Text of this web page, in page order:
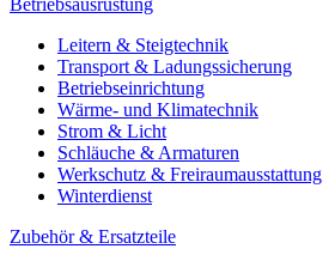
Betriebsausrüstung
Leitern & Steigtechnik
Transport & Ladungssicherung
Betriebseinrichtung
Wärme- und Klimatechnik
Strom & Licht
Schläuche & Armaturen
Werkschutz & Freiraumausstattung
Winterdienst
Zubehör & Ersatzteile